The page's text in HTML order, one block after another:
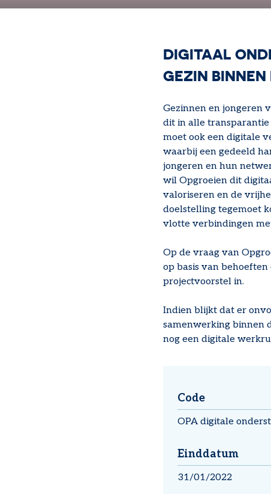
DIGITAAL
GEZIN
Gezinnen en jongeren
dit in alle
moet ook een digitale
waarbij een gedeeld
jongeren en hun
wil Opgroeien dit
valoriseren en de
doelstelling tegemoet
vlotte verbindingen
Op de vraag van
op basis van
projectvoorstel in.
Indien blijkt dat er
samenwerking binnen
nog een digitale
Code
OPA digitale
Einddatum
31/01/2022